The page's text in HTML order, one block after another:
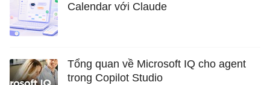
Calendar với Claude
Tổng quan về Microsoft IQ cho agent
trong Copilot Studio